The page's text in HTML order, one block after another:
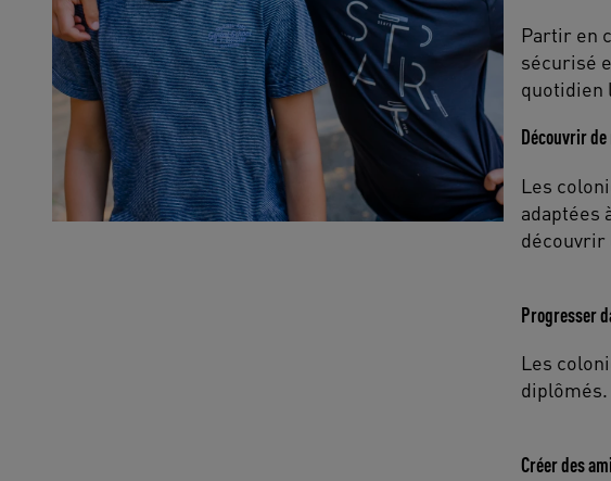
Partir en
sécurisé
quotidien
Découvrir
Les
adaptées
découvrir
Progresser
Les
diplômés.
Créer des